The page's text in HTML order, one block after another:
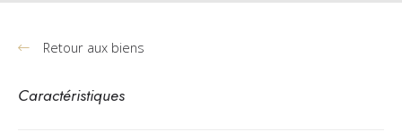
Retour aux biens
Caractéristiques